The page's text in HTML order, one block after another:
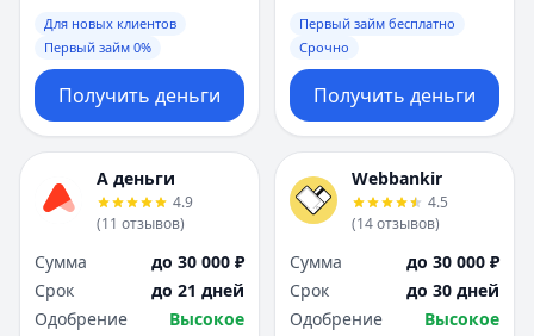
Для новых клиентов
Первый займ 0%
Получить деньги
Первый займ бесплатно
Срочно
Получить деньги
А деньги
4.9
(11 отзывов)
Сумма
до 30 000 ₽
Срок
до 21 дней
Одобрение
Высокое
Webbankir
4.5
(14отзывов)
Сумма
до 30 000 ₽
Срок
до 30 дней
Одобрение
Высокое